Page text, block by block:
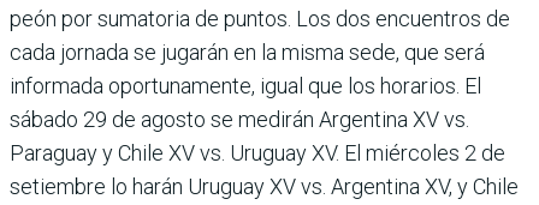
peón por sumatoria de pun­tos. Los dos encuentros de
cada jornada se jugarán en la misma sede, que será
infor­mada oportunamente, igual que los horarios. El
sábado 29 de agosto se medirán Argen­tina XV vs.
Paraguay y Chile XV vs. Uruguay XV. El miér­coles 2 de
setiembre lo harán Uruguay XV vs. Argentina XV, y Chile